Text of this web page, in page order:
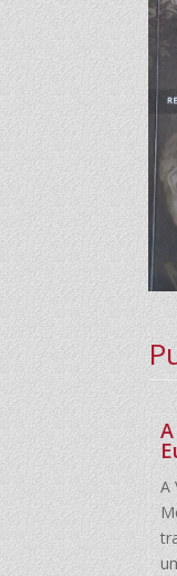
A